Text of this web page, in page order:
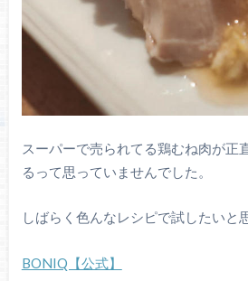
スーパーで売られてる鶏むね肉が正
るって思っていませんでした。
しばらく色んなレシピで試したいと
BONIQ【公式】